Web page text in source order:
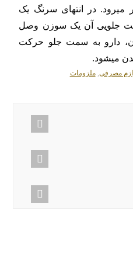
میرود. در انتهای سرنگ یک
جلویی آن یک سوزن وصل
دارو به سمت جلو حرکت
میشود.
مصرفی,ملزومات